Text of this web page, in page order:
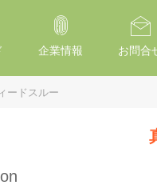
企業情報 お問合
ードスルー